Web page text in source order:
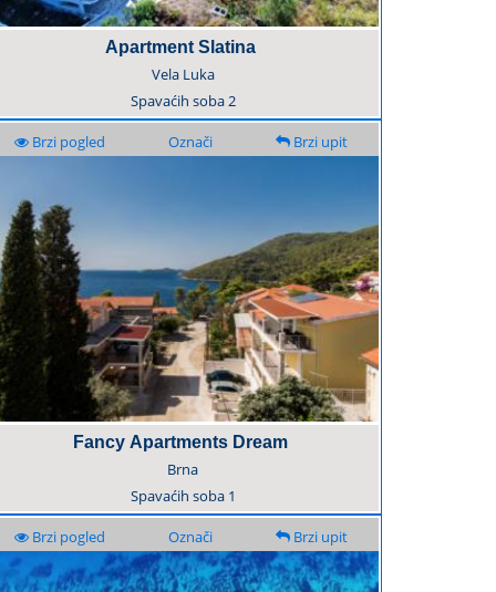
Apartment Slatina
Vela Luka
Spavaćih soba2
Brzi pogled Označi Brzi upit
Fancy Apartments Dream
Brna
Spavaćih soba 1
Brzi pogled Označi Brzi upit